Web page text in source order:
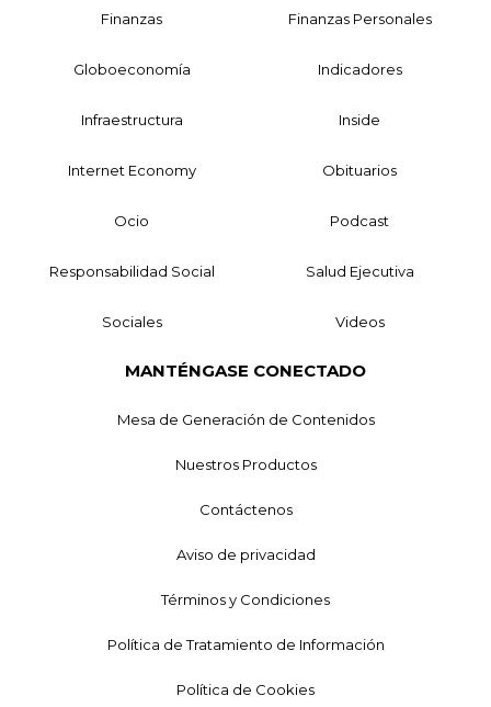
Finanzas Finanzas Personales
Globoeconomía Indicadores
Infraestructura Inside
Internet Economy Obituarios
Ocio Podcast
Responsabilidad Social Salud Ejecutiva
Sociales Videos
MANTÉNGASE CONECTADO
Mesa de Generación de Contenidos
Nuestros Productos
Contáctenos
Aviso de privacidad
Términos y Condiciones
Política de Tratamiento de Información
Política de Cookies